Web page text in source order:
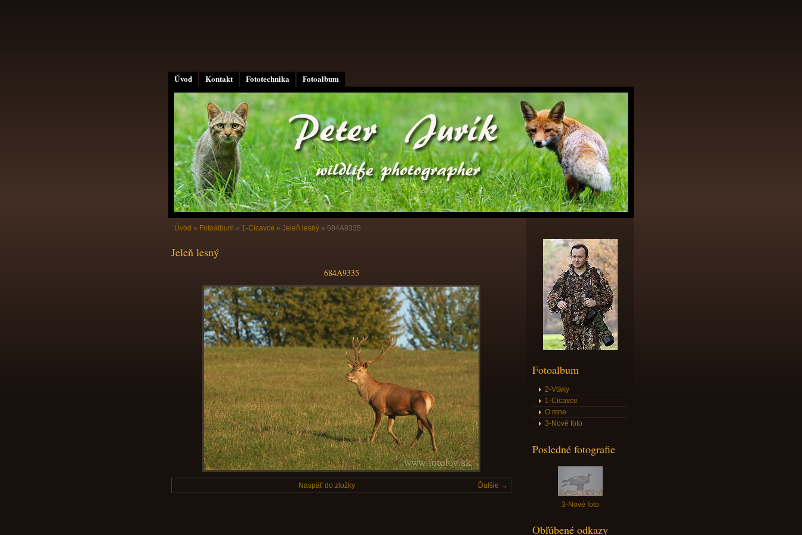
Úvod Kontakt Fototechnika Fotoalbum
Úvod » Fotoalbum » 1-Cicavce » Jeleň lesný » 684A9335
Jeleň lesný
684A9335
Ďalšie →
Naspäť do zložky
Fotoalbum
2-Vtáky
1-Cicavce
O mne
3-Nové foto
Posledné fotografie
3-Nové foto
Obľúbené odkazy